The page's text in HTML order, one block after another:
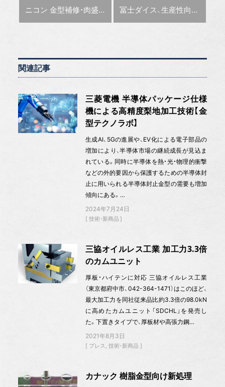
前の記事 :
ニコン 金型補修・肉盛り溶接工程の自動化、金属3Dプリンタで微細な肉盛 次の記事 :
冨士ダイス、生産性向上へ自動化を推進 輪竹生産本部長「2030年までに30～40％省人化」
関連記事
三菱電機 半導体パッケージ仕様
機による高精度梨地加工技術【金
型テクノラボ】
生成AI、5Gの進展や、EV化による電子部品の
増加により、半導体市場の継続成長が見込ま
れている。同時に半導体を熱・光・物理的衝撃
などの外的要因から保護するための半導体封
止に用いられる半導体封止金型の需要も増加
傾向にある。…
2024年7月24日
技術・新商品
三協オイルレス工業 加工力3.3倍
のカムユニット
厚板・ハイテンに対応 三協オイルレス工業
（東京都府中市、042-364-1471）はこのほど、
最大加工力を同社従来品比約3.3倍の98.0kN
に高めたカムユニット「SDCHL」を発売し
た。下置きタイプで、厚板材や高張力鋼…
2021年8月3日
プレス 技術・新商品
カナック 樹脂金型向け新処理